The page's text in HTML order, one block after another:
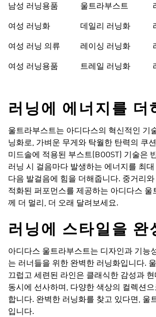
남성 러닝용품
여성 러닝화
여성 러닝 의류
여성 러닝용품
울트라부스트
데일리 러닝화
레이싱 러닝화
트레일 러닝화
러닝에 에너지를 더
울트라부스트는 아디다스의 혁신적인 기
닝화로, 가벼운 무게와 탁월한 탄력의 쿠
미드솔에 적용된 부스트(BOOST) 기술은
러닝 시 걸음마다 발생하는 에너지를 최대
다음 발걸음에 힘을 더해줍니다. 중거리와
적화된 퍼포먼스를 제공하는 아디다스 울
께 더 멀리, 더 오래 달려보세요.
러닝에 스타일을 완
아디다스 울트라부스트는 디자인과 기능
는 러너들을 위한 완벽한 러닝화입니다.
끄럽고 세련된 라인은 클래식한 감성과
동시에 선사하며, 다양한 색상의 컬렉션
합니다. 완벽한 러닝화를 찾고 있다면, 울
입니다.